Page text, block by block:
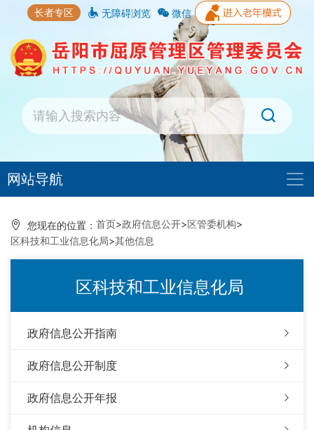
长者专区 无障碍浏览 微信
网站导航
您现在的位置： 首页>政府信息公开>区管委机构>
区科技和工业信息化局>其他信息
区科技和工业信息化局
政府信息公开指南
政府信息公开制度
政府信息公开年报